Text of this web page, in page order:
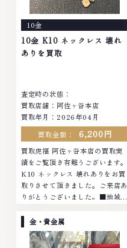
まったアクセサリー、動かなくな
ってしまった腕時計、多くのお品
物の高価買取りを実現しており、
他店ではお値段の付かなかったお
品物でも、一点一点丁寧に無料で
中無休
10金
10金 K10 ネックレス 壊れ
ありを買取
査定時の状態：
買取店舗：阿佐ヶ谷本店
買取年月：2026年04月
買取金額：
6,200円
買取虎福 阿佐ヶ谷本店の買取実
績をご覧頂き有難うございます。
K10 ネックレス 壊れありをお買
取りさせて頂きました。ご来店あ
りがとうございました。■地域買
モンド ブランド品 ブランド衣類
お酒買取りのことなら、お任せく
ださいなかでも金・プラチナ等の
金・貴金属